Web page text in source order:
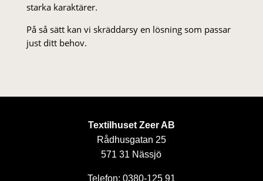
starka karaktärer.
På så sätt kan vi skräddarsy en lösning som passar
just ditt behov.
Textilhuset Zeer AB
Rådhusgatan 25
571 31 Nässjö
Telefon: 0380-125 91